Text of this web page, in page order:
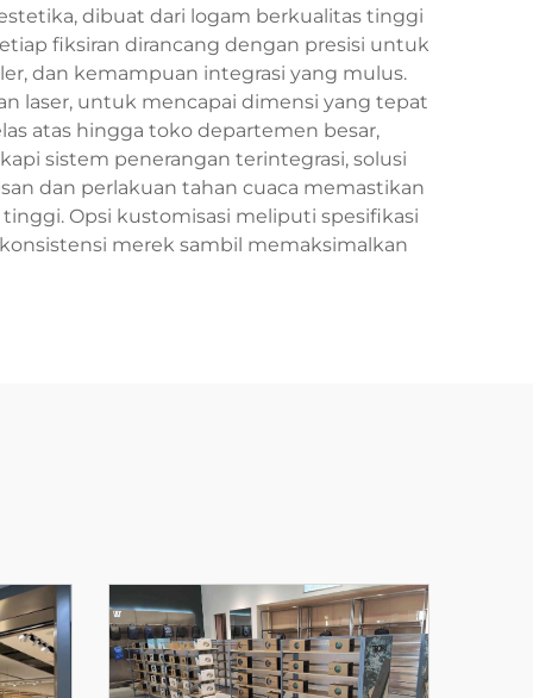
dibuat dari logam berkualitas tinggi
fiksiran dirancang dengan presisi untuk
dan kemampuan integrasi yang mulus.
laser, untuk mencapai dimensi yang tepat
atas hingga toko departemen besar,
sistem penerangan terintegrasi, solusi
dan perlakuan tahan cuaca memastikan
Opsi kustomisasi meliputi spesifikasi
merek sambil memaksimalkan